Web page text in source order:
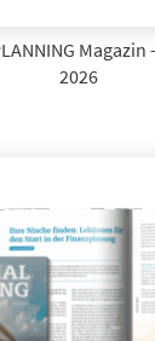
Magazin
2026